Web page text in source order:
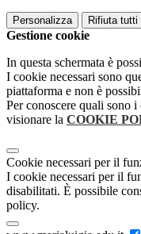
Personalizza Rifiuta tutti
Gestione cookie
In questa schermata è
I cookie necessari sono
piattaforma e non è
Per conoscere quali sono
visionare la COOKIE
Cookie necessari per il
I cookie necessari per il
disabilitati. È possibile
policy.